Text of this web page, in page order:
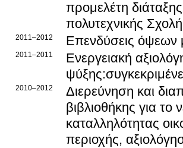
προμελέτη
πολυτεχνικής
2011–2012 Επενδύσεις όψεων
2011–2011
Ενεργειακή
2010–2012
Διερεύνηση και
βιβλιοθήκης για
καταλληλότητας
περιοχής,